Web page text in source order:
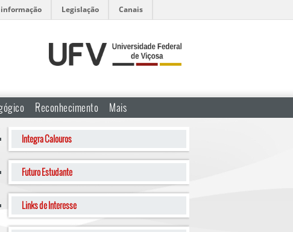
informação Legislação Canais
Reconhecimento Mais
Integra Calouros
Futuro Estudante
Links de Interesse